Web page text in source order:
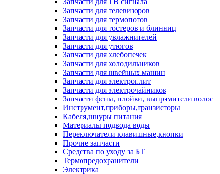
Запчасти для ТВ сигнала
Запчасти для телевизоров
Запчасти для термопотов
Запчасти для тостеров и блинниц
Запчасти для увлажнителей
Запчасти для утюгов
Запчасти для хлебопечек
Запчасти для холодильников
Запчасти для швейных машин
Запчасти для электроплит
Запчасти для электрочайников
Запчасти фены, плойки, выпрямители волос
Инструмент,приборы,транзисторы
Кабеля,шнуры питания
Материалы подвода воды
Переключатели клавишные,кнопки
Прочие запчасти
Средства по уходу за БТ
Термопредохранители
Электрика